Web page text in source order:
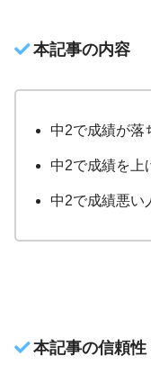
本記事の内容
中2で成績が落
中2で成績を上
中2で成績悪い
本記事の信頼性